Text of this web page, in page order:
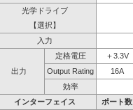
光学ドライブ
【選択】
入力
出力
定格電圧 ＋3.3V
Output Rating
16A
効率
インターフェイス ポート数